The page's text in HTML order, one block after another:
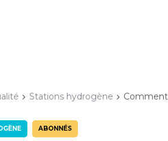
Stations hydrogène
ABONNÉS